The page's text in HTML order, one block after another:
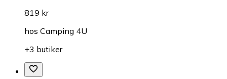
819 kr
hos Camping 4U
+3 butiker